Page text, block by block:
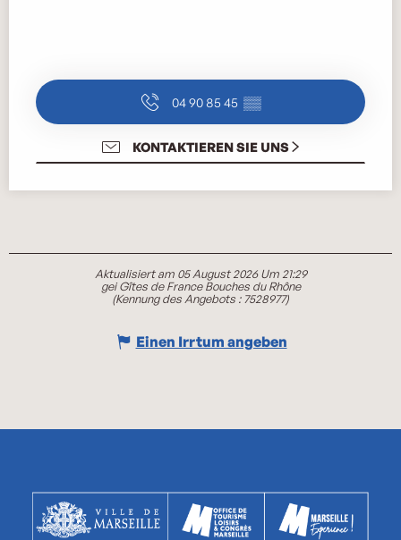
04 90 85 45 ▒▒
KONTAKTIEREN SIE UNS
Aktualisiert am 05 August 2026 Um 21:29
gei Gîtes de France Bouches du Rhône
(Kennung des Angebots :7528977)
Einen Irrtum angeben